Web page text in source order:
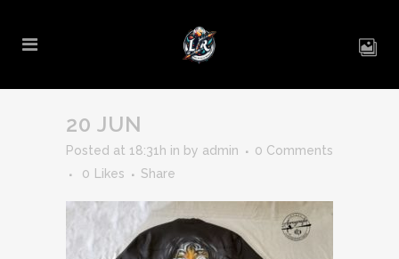
20 JUN
Posted at 18:31h in by admin
0 Comments
0
Likes Share